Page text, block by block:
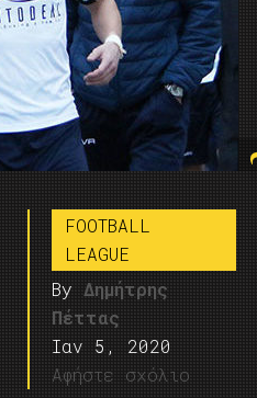
FOOTBALL
LEAGUE
By Δημήτρης
Πέττας
Ιαν 5, 2020
Αφήστε σχόλιο